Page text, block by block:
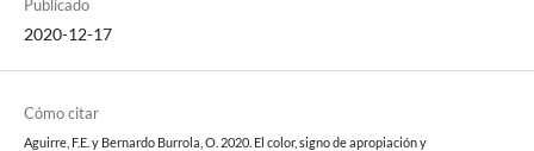
Publicado
2020-12-17
Cómo citar
Aguirre, F.E. y Bernardo Burrola, O. 2020. El color, signo de apropiación y